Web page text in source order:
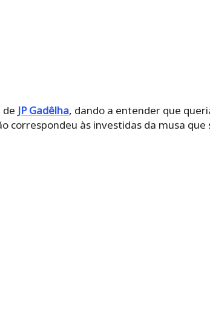
de JP Gadêlha, dando a entender que
correspondeu às investidas da musa que